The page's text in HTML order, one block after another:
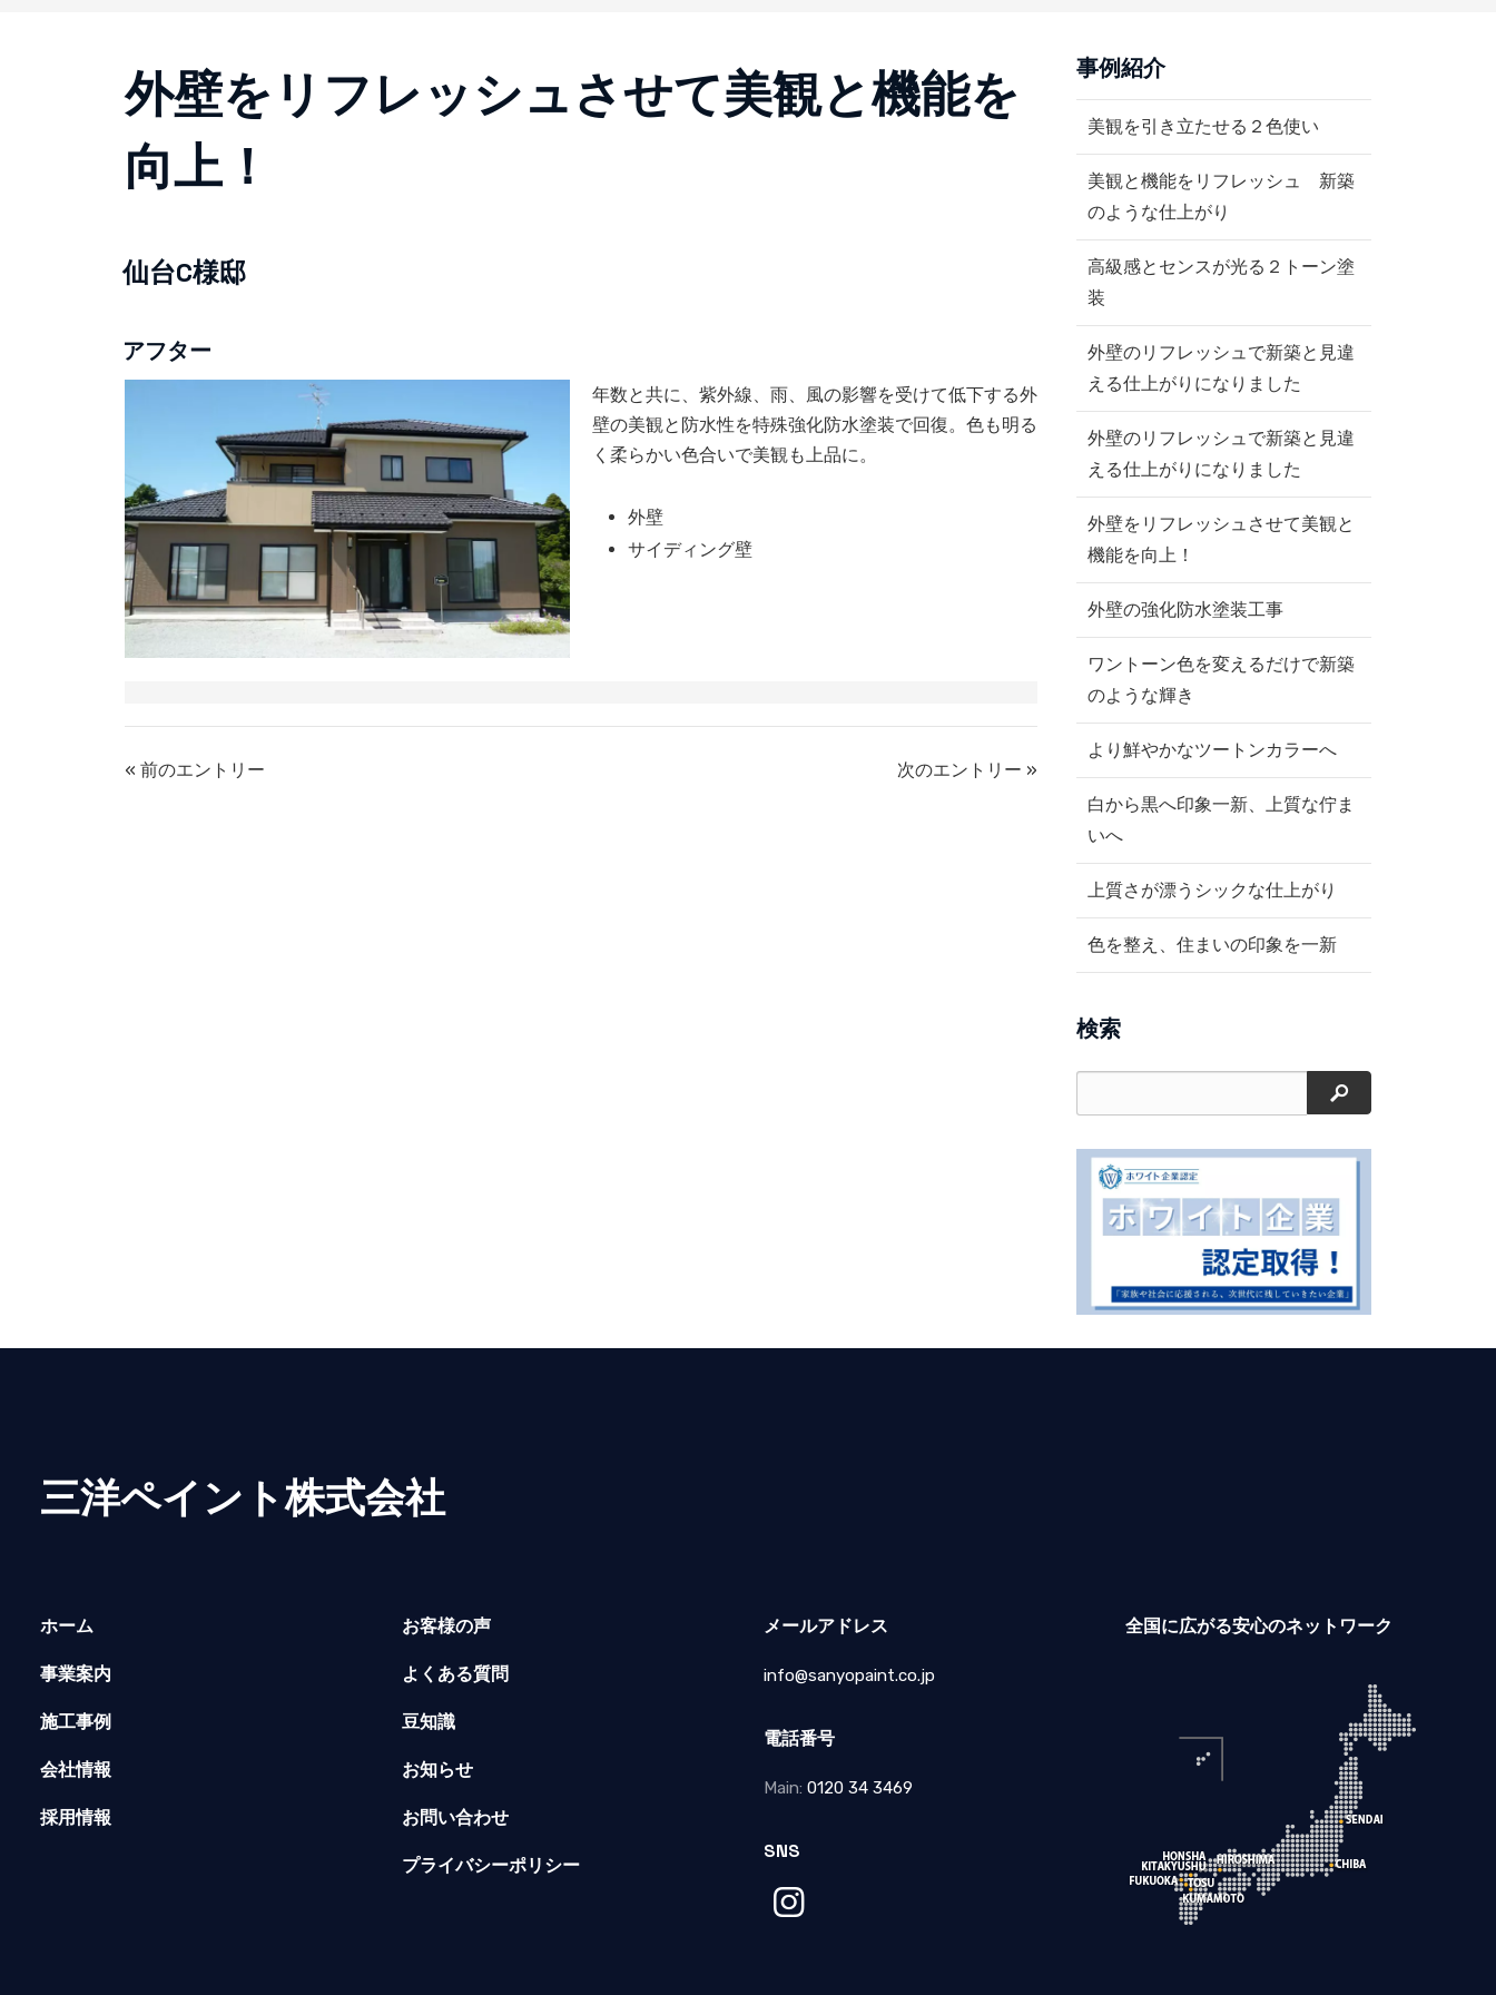
外壁をリフレッシュさせて美観と機能を
向上！
仙台C様邸
アフター
年数と共に、紫外線、雨、風の影響を受けて低下する外
壁の美観と防水性を特殊強化防水塗装で回復。色も明る
く柔らかい色合いで美観も上品に。
外壁
サイディング壁
« 前のエントリー 次のエントリー »
事例紹介
美観を引き立たせる２色使い
美観と機能をリフレッシュ 新築
のような仕上がり
高級感とセンスが光る２トーン塗
装
外壁のリフレッシュで新築と見違
える仕上がりになりました
外壁のリフレッシュで新築と見違
える仕上がりになりました
外壁をリフレッシュさせて美観と
機能を向上！
外壁の強化防水塗装工事
ワントーン色を変えるだけで新築
のような輝き
より鮮やかなツートンカラーへ
白から黒へ印象一新、上質な佇ま
いへ
上質さが漂うシックな仕上がり
色を整え、住まいの印象を一新
検索
検索
三洋ペイント株式会社
ホーム
事業案内
施工事例
会社情報
採用情報
お客様の声
よくある質問
豆知識
お知らせ
お問い合わせ
プライバシーポリシー
メールアドレス
info@sanyopaint.co.jp
電話番号
Main:0120 34 3469
SNS
全国に広がる安心のネットワーク